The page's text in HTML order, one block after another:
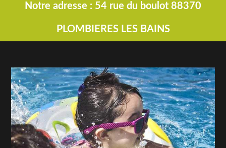
Notre adresse : 54 rue du boulot 88370
PLOMBIERES LES BAINS